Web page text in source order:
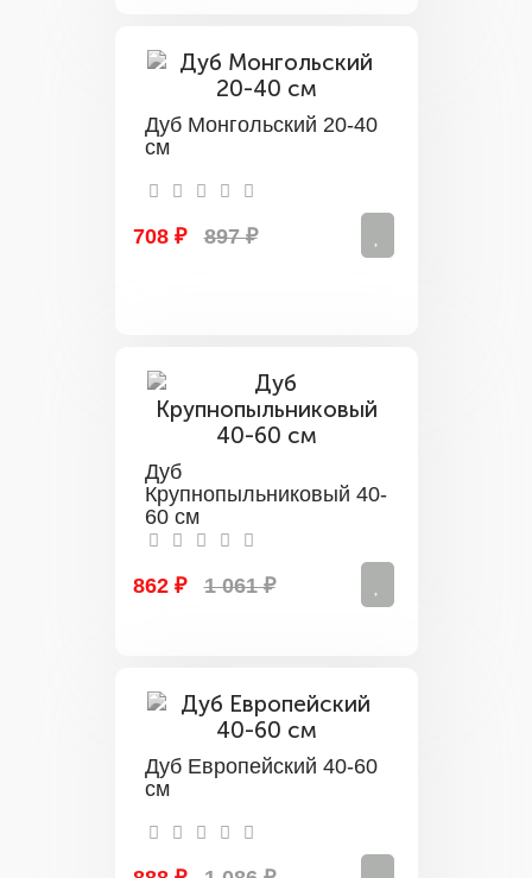
Дуб Монгольский 20-40
см
708 ₽ 897 ₽
Дуб
Крупнопыльниковый 40-
60 см
862 ₽ 1 061 ₽
Дуб Европейский 40-60
см